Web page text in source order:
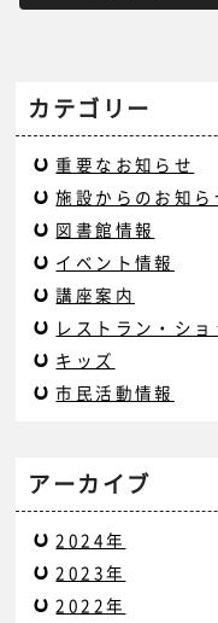
カテゴリー
重要なお知らせ
施設からのお知ら
図書館情報
イベント情報
講座案内
レストラン・ショ
キッズ
市民活動情報
アーカイブ
2024年
2023年
2022年